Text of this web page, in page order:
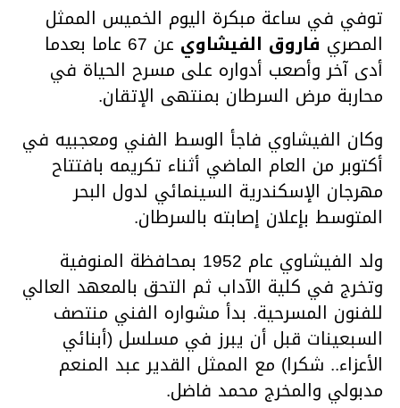
توفي في ساعة مبكرة اليوم الخميس الممثل
المصري فاروق الفيشاوي عن 67 عاما بعدما
أدى آخر وأصعب أدواره على مسرح الحياة في
محاربة مرض السرطان بمنتهى الإتقان.
وكان الفيشاوي فاجأ الوسط الفني ومعجبيه في
أكتوبر من العام الماضي أثناء تكريمه بافتتاح
مهرجان الإسكندرية السينمائي لدول البحر
المتوسط بإعلان إصابته بالسرطان.
ولد الفيشاوي عام 1952 بمحافظة المنوفية
وتخرج في كلية الآداب ثم التحق بالمعهد العالي
للفنون المسرحية. بدأ مشواره الفني منتصف
السبعينات قبل أن يبرز في مسلسل (أبنائي
الأعزاء.. شكرا) مع الممثل القدير عبد المنعم
مدبولي والمخرج محمد فاضل.